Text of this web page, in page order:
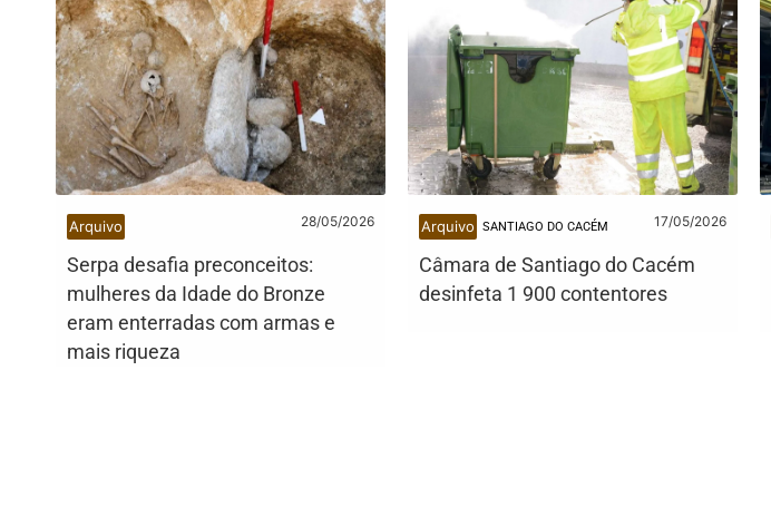
Arquivo 28/05/2026
Serpa desafia preconceitos:
mulheres da Idade do Bronze
eram enterradas com armas e
mais riqueza
Arquivo SANTIAGO DO CACÉM 17/05/2026
Câmara de Santiago do Cacém
desinfeta 1 900 contentores